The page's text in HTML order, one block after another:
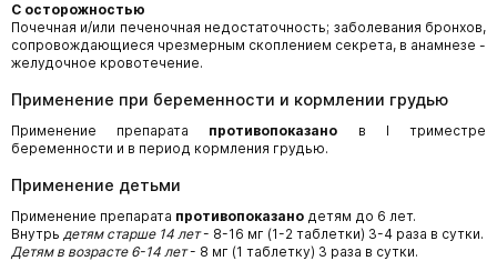
С осторожностью
Почечная и/или печеночная недостаточность; заболевания бронхов,
сопровождающиеся чрезмерным скоплением секрета, в анамнезе -
желудочное кровотечение.
Применение при беременности и кормлении грудью
Применение препарата противопоказано в I триместре
беременности и в период кормления грудью.
Применение детьми
Применение препарата противопоказано детям до 6 лет.
Внутрь детям старше 14 лет- 8-16 мг (1-2 таблетки) 3-4 раза в сутки.
Детям в возрасте 6-14 лет- 8 мг (1 таблетку) 3 раза в сутки.